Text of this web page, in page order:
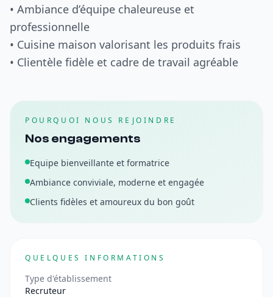
• Ambiance d’équipe chaleureuse et
professionnelle
• Cuisine maison valorisant les produits frais
• Clientèle fidèle et cadre de travail agréable
POURQUOI NOUS REJOINDRE
Nos engagements
Equipe bienveillante et formatrice
Ambiance conviviale, moderne et engagée
Clients fidèles et amoureux du bon goût
QUELQUES INFORMATIONS
Type d'établissement
Recruteur